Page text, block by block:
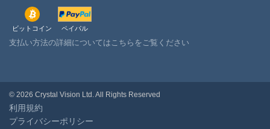
ビットコイン ペイパル
支払い方法の詳細についてはこちらをご覧ください
© 2026 Crystal Vision Ltd. All Rights Reserved
利用規約
プライバシーポリシー